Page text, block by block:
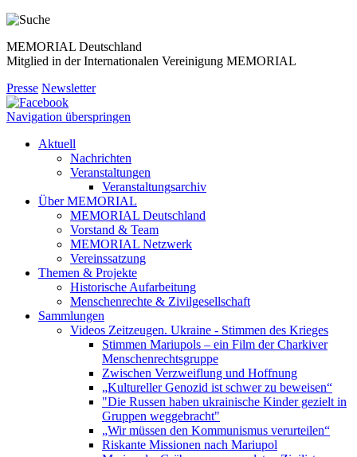
MEMORIAL Deutschland
Mitglied in der Internationalen Vereinigung MEMORIAL
Presse Newsletter
Navigation überspringen
Aktuell
Nachrichten
Veranstaltungen
Veranstaltungsarchiv
Über MEMORIAL
MEMORIAL Deutschland
Vorstand & Team
MEMORIAL Netzwerk
Vereinssatzung
Themen & Projekte
Historische Aufarbeitung
Menschenrechte & Zivilgesellschaft
Sammlungen
Videos Zeitzeugen. Ukraine - Stimmen des Krieges
Stimmen Mariupols – ein Film der Charkiver
Menschenrechtsgruppe
Zwischen Verzweiflung und Hoffnung
„Kultureller Genozid ist schwer zu beweisen“
"Die Russen haben ukrainische Kinder gezielt in
Gruppen weggebracht"
„Wir müssen den Kommunismus verurteilen“
Riskante Missionen nach Mariupol